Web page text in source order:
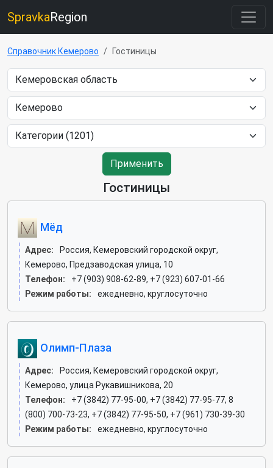
SpravkaRegion
Справочник Кемерово Гостиницы
Применить
Гостиницы
Мёд
Адрес:
Россия, Кемеровский городской округ,
Кемерово, Предзаводская улица, 10
Телефон:
+7 (903) 908-62-89, +7 (923) 607-01-66
Режим работы:
ежедневно, круглосуточно
Олимп-Плаза
Адрес:
Россия, Кемеровский городской округ,
Кемерово, улица Рукавишникова, 20
Телефон:
+7 (3842) 77-95-00, +7 (3842) 77-95-77, 8
(800) 700-73-23, +7 (3842) 77-95-50, +7 (961) 730-39-30
Режим работы:
ежедневно, круглосуточно